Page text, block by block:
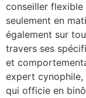
conseiller flexible
seulement en
également sur
travers ses
et
expert
qui officie en